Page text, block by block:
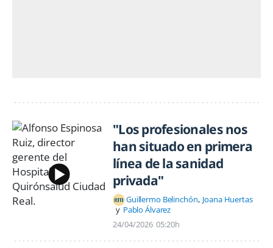
"Los profesionales nos
han situado en primera
línea de la sanidad
privada"
Guillermo Belinchón Joana Huertas
Pablo Álvarez
24/04/2026 05:20h